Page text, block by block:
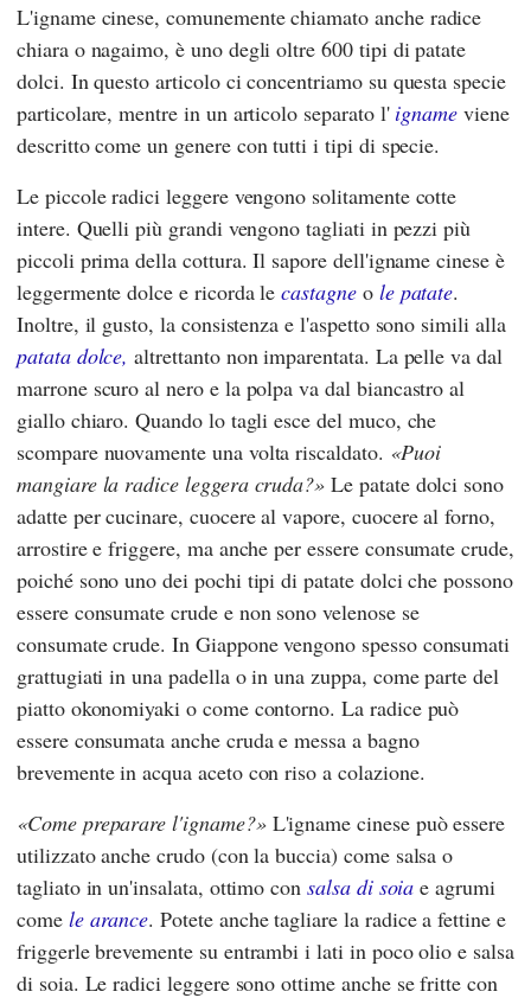
L'igname cinese, comunemente chiamato anche radice
chiara o nagaimo, è uno degli oltre 600 tipi di patate
dolci. In questo articolo ci concentriamo su questa specie
particolare, mentre in un articolo separato l' igname viene
descritto come un genere con tutti i tipi di specie.
Le piccole radici leggere vengono solitamente cotte
intere. Quelli più grandi vengono tagliati in pezzi più
piccoli prima della cottura. Il sapore dell'igname cinese è
leggermente dolce e ricorda lecastagneo le patate.
Inoltre, il gusto, la consistenza e l'aspetto sono simili alla
patata dolce, altrettanto non imparentata. La pelle va dal
marrone scuro al nero e la polpa va dal biancastro al
giallo chiaro. Quando lo tagli esce del muco, che
scompare nuovamente una volta riscaldato.
Puoi
mangiare la radice leggera cruda? Le patate dolci sono
adatte per cucinare, cuocere al vapore, cuocere al forno,
arrostire e friggere, ma anche per essere consumate crude,
poiché sono uno dei pochi tipi di patate dolci che possono
essere consumate crude e non sono velenose se
consumate crude. In Giappone vengono spesso consumati
grattugiati in una padella o in una zuppa, come parte del
piatto okonomiyaki o come contorno. La radice può
essere consumata anche cruda e messa a bagno
brevemente in acqua aceto con riso a colazione.
Come preparare l'igname? L'igname cinese può essere
utilizzato anche crudo (con la buccia) come salsa o
tagliato in un'insalata, ottimo consalsa di soia e agrumi
come le arance. Potete anche tagliare la radice a fettine e
friggerle brevemente su entrambi i lati in poco olio e salsa
di soia. Le radici leggere sono ottime anche se fritte con